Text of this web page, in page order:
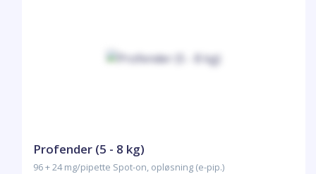
Profender (5 - 8 kg)
96 + 24 mg/pipette Spot-on, opløsning (e-pip.)